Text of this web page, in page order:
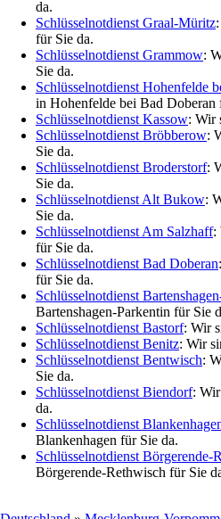
da.
Schlüsselnotdienst Graal-Müritz
für Sie da.
Schlüsselnotdienst Grammow:
Sie da.
Schlüsselnotdienst Hohenfelde
in Hohenfelde bei Bad Doberan
Schlüsselnotdienst Kassow: Wir
Schlüsselnotdienst Bröbberow:
Sie da.
Schlüsselnotdienst Broderstorf:
Sie da.
Schlüsselnotdienst Alt Bukow:
Sie da.
Schlüsselnotdienst Am Salzhaff:
für Sie da.
Schlüsselnotdienst Bad Doberan
für Sie da.
Schlüsselnotdienst
Bartenshagen-Parkentin für Sie
Schlüsselnotdienst Bastorf: Wir
Schlüsselnotdienst Benitz: Wir
Schlüsselnotdienst Bentwisch:
Sie da.
Schlüsselnotdienst Biendorf:
da.
Schlüsselnotdienst
Blankenhagen für Sie da.
Schlüsselnotdienst Börgerende-
Börgerende-Rethwisch für Sie